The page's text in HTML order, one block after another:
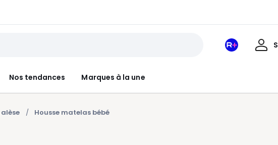
Nos tendances Marques à la une
Mon
Housse matelas bébé